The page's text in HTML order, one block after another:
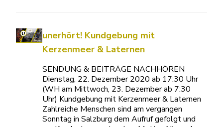
unerhört! Kundgebung mit
Kerzenmeer & Laternen
SENDUNG & BEITRÄGE NACHHÖREN
Dienstag, 22. Dezember 2020 ab 17:30 Uhr
(WH am Mittwoch, 23. Dezember ab 7:30
Uhr) Kundgebung mit Kerzenmeer & Laternen
Zahlreiche Menschen sind am vergangen
Sonntag in Salzburg dem Aufruf gefolgt und